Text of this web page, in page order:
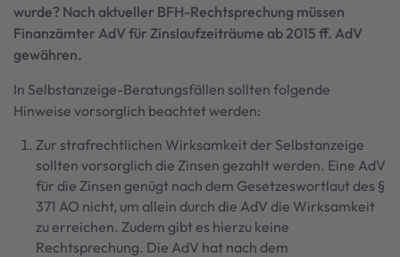
wurde? Nach aktueller BFH-Rechtsprechung müssen
Finanzämter AdV für Zinslaufzeiträume ab 2015 ff. AdV
gewähren.
In Selbstanzeige-Beratungsfällen sollten folgende
Hinweise vorsorglich beachtet werden:
Zur strafrechtlichen Wirksamkeit der Selbstanzeige
sollten vorsorglich die Zinsen gezahlt werden. Eine AdV
für die Zinsen genügt nach dem Gesetzeswortlaut des §
371 AO nicht, um allein durch die AdV die Wirksamkeit
zu erreichen. Zudem gibt es hierzu keine
Rechtsprechung. Die AdV hat nach dem